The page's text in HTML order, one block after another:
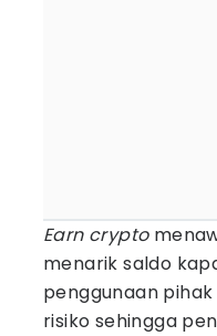
Earn crypto
menarik saldo
penggunaan
risiko sehingga